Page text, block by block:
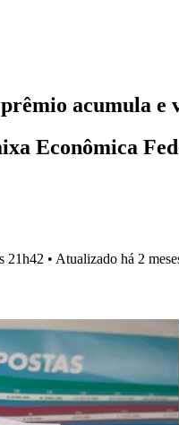
acumula
Econômica
21h42 • Atualizado há 2